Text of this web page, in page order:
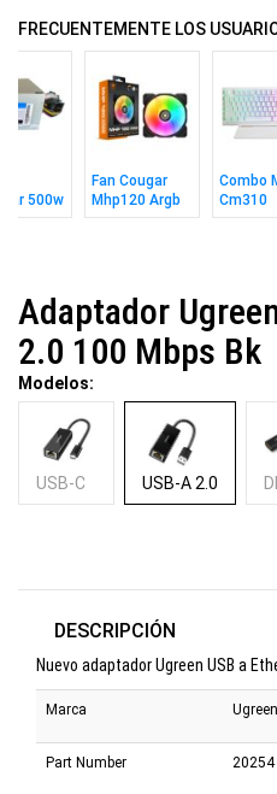
FRECUENTEMENTE LOS
500w
Fan Cougar
Mhp120 Argb
Combo
Cm310
Teclado
Adaptador
2.0 100 Mbps Bk
Modelos:
USB-C USB-A 2.0
DESCRIPCIÓN
Nuevo adaptador Ugreen USB a
Marca Ugreen
Part Number 20254